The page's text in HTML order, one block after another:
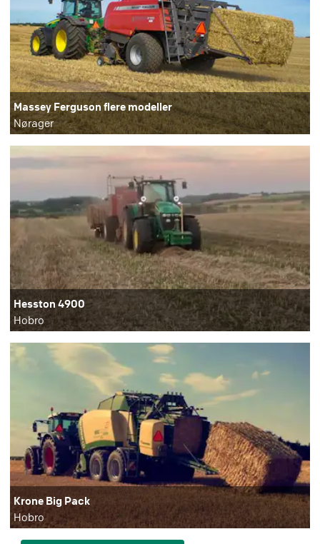
Massey Ferguson flere modeller
Nørager
Hesston 4900
Hobro
Krone Big Pack
Hobro